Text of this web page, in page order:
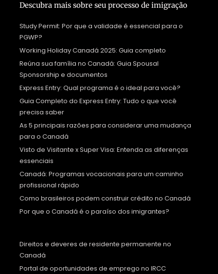
Descubra mais sobre seu processo de imigração
Study Permit: Por que a validade é essencial para o
PGWP?
Working Holiday Canadá 2025: Guia completo
Reúna sua família no Canadá: Guia Spousal
Sponsorship e documentos
Express Entry: Qual programa é o ideal para você?
Guia Completo do Express Entry: Tudo o que você
precisa saber
As 5 principais razões para considerar uma mudança
para o Canadá
Visto de Visitante x Super Visa: Entenda as diferenças
essenciais
Canadá: Programas vocacionais para um caminho
profissional rápido
Como brasileiros podem construir crédito no Canadá
Por que o Canadá é o paraíso dos imigrantes?
Direitos e deveres de residente permanente no
Canadá
Portal de oportunidades de emprego no IRCC